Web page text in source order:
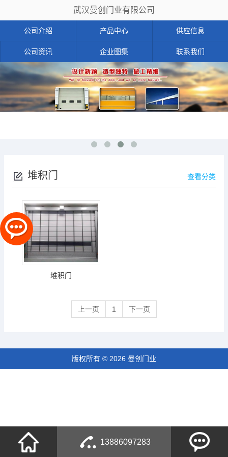
武汉曼创门业有限公司
公司介绍 产品中心 供应信息
公司资讯 企业图集 联系我们
堆积门 查看分类
堆积门
上一页 1 下一页
版权所有 © 2026 曼创门业
13886097283